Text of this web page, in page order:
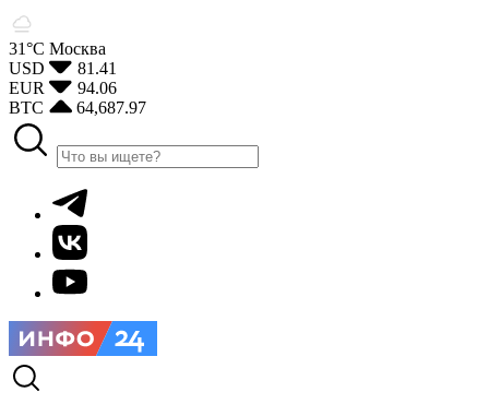
31°С Москва
USD
81.41
EUR
94.06
BTC
64,687.97